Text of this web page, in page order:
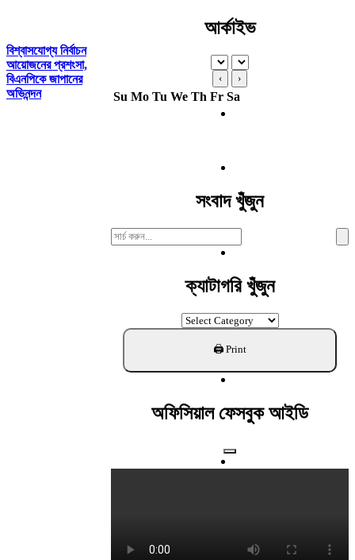
বিশ্বাসযোগ্য নির্বাচন
আয়োজনের প্রশংসা,
বিএনপিকে জাপানের
অভিনন্দন
আর্কাইভ
‹ ›
Su Mo Tu We Th Fr Sa
সংবাদ খুঁজুন
Search
For:
ক্যাটাগরি খুঁজুন
ক্যাটাগরি
খুঁজুন
অফিসিয়াল ফেসবুক আইডি